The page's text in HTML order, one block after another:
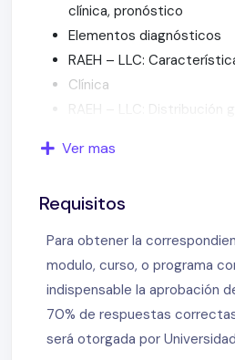
clínica, pronóstico
Elementos diagnósticos
RAEH – LLC:
Clínica
RAEH – LLC: Distribución
América
Estado mutacional de la
inmunoglobulinas (IgVh
Linfocitosis Monoclonal B
RAEH – LLC
LLC – B Familiar
LLC – B Enfermedades
Ver mas
Requisitos
Para obtener la
modulo, curso, o programa
indispensable la aprobación
70% de respuestas
será otorgada por